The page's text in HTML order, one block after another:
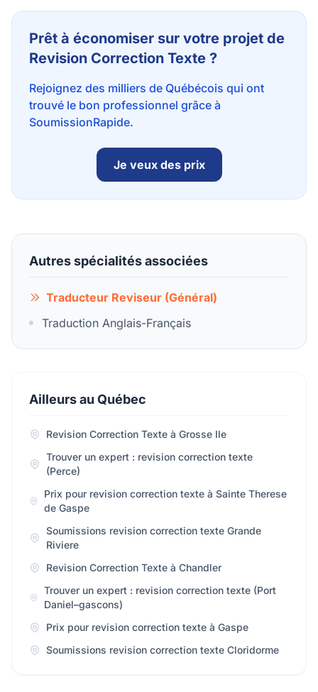
Prêt à économiser sur votre projet de
Revision Correction Texte ?
Rejoignez des milliers de Québécois qui ont
trouvé le bon professionnel grâce à
SoumissionRapide.
Je veux des prix
Autres spécialités associées
Traducteur Reviseur (Général)
Traduction Anglais-Français
Ailleurs au Québec
Revision Correction Texte à Grosse Ile
Trouver un expert : revision correction texte
(Perce)
Prix pour revision correction texte à Sainte Therese
de Gaspe
Soumissions revision correction texte Grande
Riviere
Revision Correction Texte à Chandler
Trouver un expert : revision correction texte (Port
Daniel–gascons)
Prix pour revision correction texte à Gaspe
Soumissions revision correction texte Cloridorme